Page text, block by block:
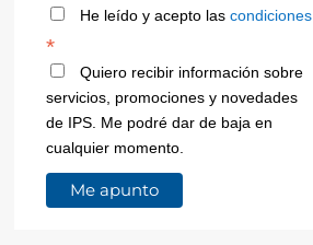
He leído y acepto lascondiciones
*
Quiero recibir información sobre
servicios, promociones y novedades
de IPS. Me podré dar de baja en
cualquier momento.